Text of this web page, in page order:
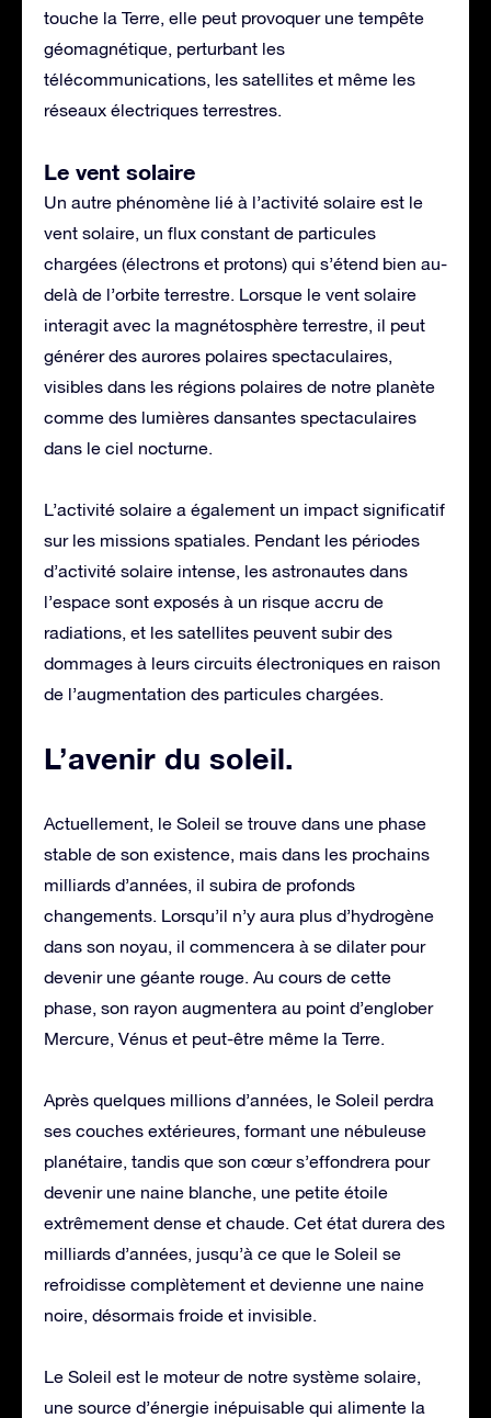
touche la Terre, elle peut provoquer une tempête
géomagnétique, perturbant les
télécommunications, les satellites et même les
réseaux électriques terrestres.
Le vent solaire
Un autre phénomène lié à l’activité solaire est le
vent solaire, un flux constant de particules
chargées (électrons et protons) qui s’étend bien au-
delà de l’orbite terrestre. Lorsque le vent solaire
interagit avec la magnétosphère terrestre, il peut
générer des aurores polaires spectaculaires,
visibles dans les régions polaires de notre planète
comme des lumières dansantes spectaculaires
dans le ciel nocturne.
L’activité solaire a également un impact significatif
sur les missions spatiales. Pendant les périodes
d’activité solaire intense, les astronautes dans
l’espace sont exposés à un risque accru de
radiations, et les satellites peuvent subir des
dommages à leurs circuits électroniques en raison
de l’augmentation des particules chargées.
L’avenir du soleil.
Actuellement, le Soleil se trouve dans une phase
stable de son existence, mais dans les prochains
milliards d’années, il subira de profonds
changements. Lorsqu’il n’y aura plus d’hydrogène
dans son noyau, il commencera à se dilater pour
devenir une géante rouge. Au cours de cette
phase, son rayon augmentera au point d’englober
Mercure, Vénus et peut-être même la Terre.
Après quelques millions d’années, le Soleil perdra
ses couches extérieures, formant une nébuleuse
planétaire, tandis que son cœur s’effondrera pour
devenir une naine blanche, une petite étoile
extrêmement dense et chaude. Cet état durera des
milliards d’années, jusqu’à ce que le Soleil se
refroidisse complètement et devienne une naine
noire, désormais froide et invisible.
Le Soleil est le moteur de notre système solaire,
une source d’énergie inépuisable qui alimente la